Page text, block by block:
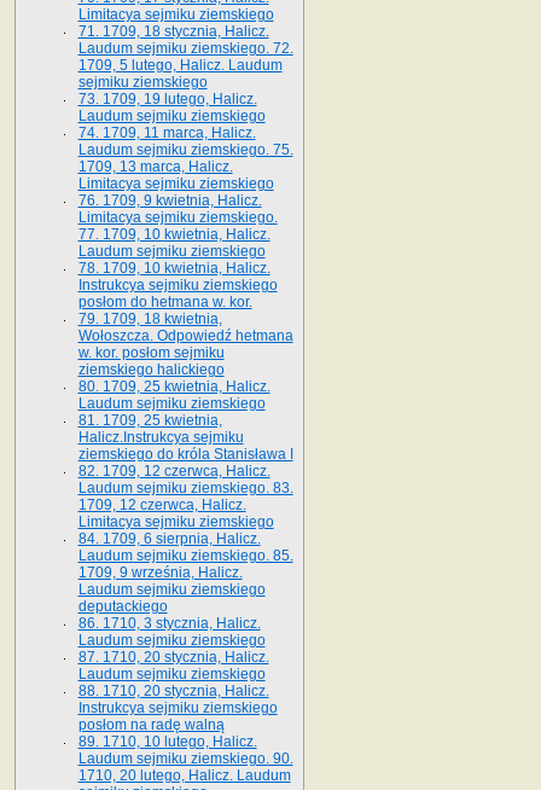
Limitacya sejmiku ziemskiego
71. 1709, 18 stycznia, Halicz.
Laudum sejmiku ziemskiego. 72.
1709, 5 lutego, Halicz. Laudum
sejmiku ziemskiego
73. 1709, 19 lutego, Halicz.
Laudum sejmiku ziemskiego
74. 1709, 11 marca, Halicz.
Laudum sejmiku ziemskiego. 75.
1709, 13 marca, Halicz.
Limitacya sejmiku ziemskiego
76. 1709, 9 kwietnia, Halicz.
Limitacya sejmiku ziemskiego.
77. 1709, 10 kwietnia, Halicz.
Laudum sejmiku ziemskiego
78. 1709, 10 kwietnia, Halicz.
Instrukcya sejmiku ziemskiego
posłom do hetmana w. kor.
79. 1709, 18 kwietnia,
Wołoszcza. Odpowiedź hetmana
w. kor. posłom sejmiku
ziemskiego halickiego
80. 1709, 25 kwietnia, Halicz.
Laudum sejmiku ziemskiego
81. 1709, 25 kwietnia,
Halicz.Instrukcya sejmiku
ziemskiego do króla Stanisława I
82. 1709, 12 czerwca, Halicz.
Laudum sejmiku ziemskiego. 83.
1709, 12 czerwca, Halicz.
Limitacya sejmiku ziemskiego
84. 1709, 6 sierpnia, Halicz.
Laudum sejmiku ziemskiego. 85.
1709, 9 września, Halicz.
Laudum sejmiku ziemskiego
deputackiego
86. 1710, 3 stycznia, Halicz.
Laudum sejmiku ziemskiego
87. 1710, 20 stycznia, Halicz.
Laudum sejmiku ziemskiego
88. 1710, 20 stycznia, Halicz.
Instrukcya sejmiku ziemskiego
posłom na radę walną
89. 1710, 10 lutego, Halicz.
Laudum sejmiku ziemskiego. 90.
1710, 20 lutego, Halicz. Laudum